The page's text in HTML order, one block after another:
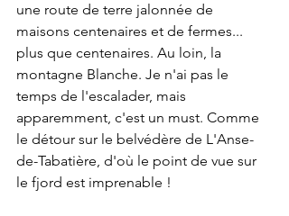
une route de terre jalonnée de
maisons centenaires et de fermes...
plus que centenaires. Au loin, la
montagne Blanche. Je n'ai pas le
temps de l'escalader, mais
apparemment, c'est un must. Comme
le détour sur le belvédère de L'Anse-
de-Tabatière, d'où le point de vue sur
le fjord est imprenable !